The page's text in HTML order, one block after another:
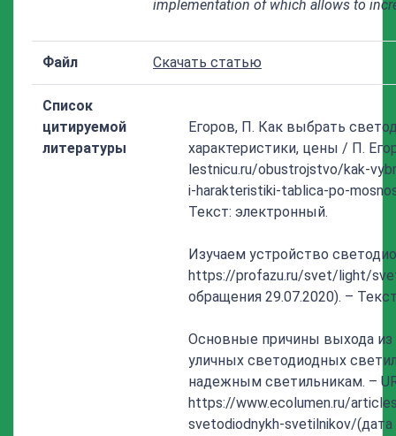
implementation of which allows to
Файл Скачать статью
Список
цитируемой
литературы
Егоров, П. Как выбрать
характеристики, цены / П.
lestnicu.ru/obustrojstvo/kak-
i-harakteristiki-tablica-po-
Текст: электронный.
Изучаем устройство
https://profazu.ru/svet/light/
обращения 29.07.2020). –
Основные причины выхода
уличных светодиодных
надежным светильникам. –
https://www.ecolumen.ru/
svetodiodnykh-svetilnikov/